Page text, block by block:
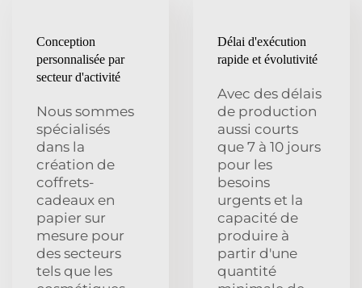
Conception
personnalisée par
secteur d'activité
Nous sommes
spécialisés
dans la
création de
coffrets-
cadeaux en
papier sur
mesure pour
des secteurs
tels que les
Délai d'exécution
rapide et évolutivité
Avec des délais
de production
aussi courts
que 7 à 10 jours
pour les
besoins
urgents et la
capacité de
produire à
partir d'une
quantité